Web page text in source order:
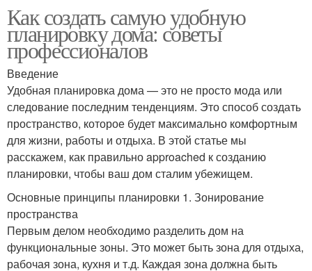
Как создать самую удобную
планировку дома: советы
профессионалов
Введение
Удобная планировка дома — это не просто мода или
следование последним тенденциям. Это способ создать
пространство, которое будет максимально комфортным
для жизни, работы и отдыха. В этой статье мы
расскажем, как правильно approached к созданию
планировки, чтобы ваш дом сталим убежищем.
Основные принципы планировки 1. Зонирование
пространства
Первым делом необходимо разделить дом на
функциональные зоны. Это может быть зона для отдыха,
рабочая зона, кухня и т.д. Каждая зона должна быть